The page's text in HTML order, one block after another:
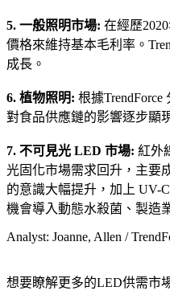
5. 一般照明市場: 在經歷
價格來維持基本毛利率。
成長。
6. 植物照明: 根據
對食品供應鏈的影響逐步顯
7. 不可見光 LED 市場: 紅外
光固化市場需求回升，主要
的意識大幅提升，加上 UV-
機會導入動態水殺菌、製造
Analyst: Joanne, Allen /
想要瞭解更多的LED供需市